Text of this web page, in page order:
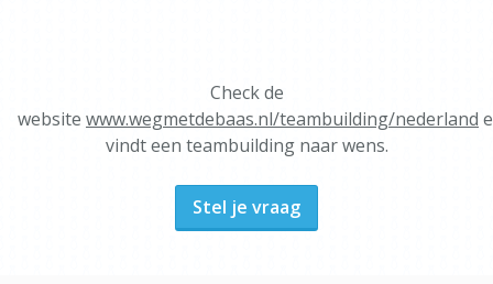
Check de
website www.wegmetdebaas.nl/teambuilding/nederland
vindt een teambuilding naar wens.
Stel je vraag